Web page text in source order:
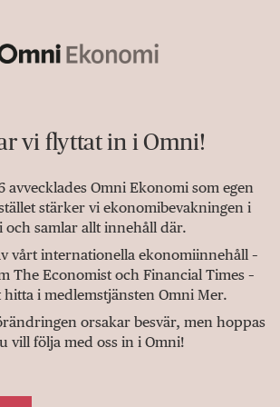
vi flyttat in i Omni!
avvecklades Omni Ekonomi som egen
stärker vi ekonomibevakningen i
och samlar allt innehåll där.
vårt internationella ekonomiinnehåll –
The Economist och Financial Times –
i medlemstjänsten Omni Mer.
orsakar besvär, men hoppas
vill följa med oss in i Omni!